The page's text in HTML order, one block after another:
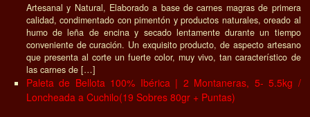
Artesanal y Natural, Elaborado a base de carnes magras de primera
calidad, condimentado con pimentón y productos naturales, oreado al
humo de leña de encina y secado lentamente durante un tiempo
conveniente de curación. Un exquisito producto, de aspecto artesano
que presenta al corte un fuerte color, muy vivo, tan característico de
las carnes de […]
Paleta de Bellota 100% Ibérica | 2 Montaneras, 5- 5.5kg /
Loncheada a Cuchilo(19 Sobres 80gr + Puntas)